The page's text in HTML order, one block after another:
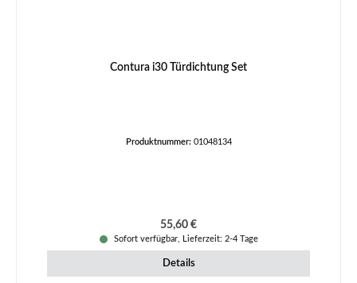
Contura i30 Türdichtung Set
Produktnummer: 01048134
Regulärer Preis:
55,60 €
Sofort verfügbar, Lieferzeit: 2-4 Tage
Details